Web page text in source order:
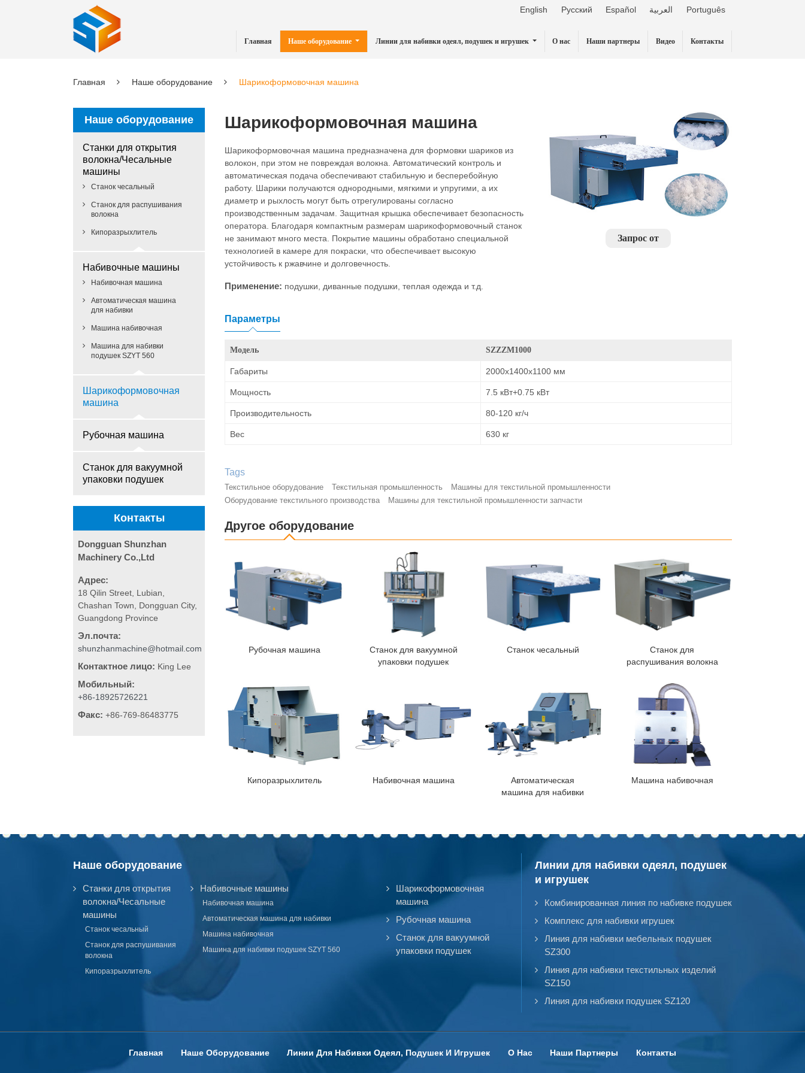
English Русский Español العربية Português
Главная Наше оборудование Линии для набивки одеял, подушек и игрушек О нас Наши партнеры Видео Контакты
Главная Наше оборудование Шарикоформовочная машина
Шарикоформовочная машина
Запрос от
Шарикоформовочная машина предназначена для формовки шариков из
волокон, при этом не повреждая волокна. Автоматический контроль и
автоматическая подача обеспечивают стабильную и бесперебойную
работу. Шарики получаются однородными, мягкими и упругими, а их
диаметр и рыхлость могут быть отрегулированы согласно
производственным задачам. Защитная крышка обеспечивает безопасность
оператора. Благодаря компактным размерам шарикоформовочный станок
не занимают много места. Покрытие машины обработано специальной
технологией в камере для покраски, что обеспечивает высокую
устойчивость к ржавчине и долговечность.
Применение: подушки, диванные подушки, теплая одежда и т.д.
Параметры
Модель SZZZM1000
Габариты 2000x1400x1100 мм
Мощность 7.5 кВт+0.75 кВт
Производительность 80-120 кг/ч
Вес 630 кг
Tags
Текстильное оборудование Текстильная промышленность
Машины для текстильной промышленности
Оборудование текстильного производства
Машины для текстильной промышленности запчасти
Другое оборудование
Рубочная машина
Станок для вакуумной
упаковки подушек
Станок чесальный
Станок для
распушивания волокна
Кипоразрыхлитель Набивочная машина
Автоматическая
машина для набивки
Машина набивочная
Наше оборудование
Станки для открытия
волокна/Чесальные
машины
Станок чесальный
Станок для распушивания
волокна
Кипоразрыхлитель
Набивочные машины
Набивочная машина
Автоматическая машина
для набивки
Машина набивочная
Машина для набивки
подушек SZYT 560
Шарикоформовочная
машина
Рубочная машина
Станок для вакуумной
упаковки подушек
Контакты
Dongguan Shunzhan
Machinery Co.,Ltd
Адрес:
18 Qilin Street, Lubian,
Chashan Town, Dongguan City,
Guangdong Province
Эл.почта:
shunzhanmachine@hotmail.com
Контактное лицо: King Lee
Мобильный:
+86-18925726221
Факс: +86-769-86483775
Наше оборудование
Станки для открытия
волокна/Чесальные
машины
Станок чесальный
Станок для распушивания
волокна
Кипоразрыхлитель
Набивочные машины
Набивочная машина
Автоматическая машина для набивки
Машина набивочная
Машина для набивки подушек SZYT 560
Шарикоформовочная
машина
Рубочная машина
Станок для вакуумной
упаковки подушек
Линии для набивки одеял, подушек
и игрушек
Комбинированная линия по набивке подушек
Комплекс для набивки игрушек
Линия для набивки мебельных подушек
SZ300
Линия для набивки текстильных изделий
SZ150
Линия для набивки подушек SZ120
Главная Наше Оборудование Линии Для Набивки Одеял, Подушек И Игрушек О Нас Наши Партнеры Контакты